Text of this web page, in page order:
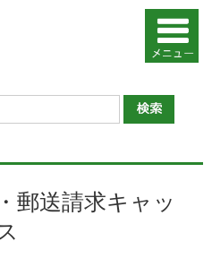
郵送請求キャッ